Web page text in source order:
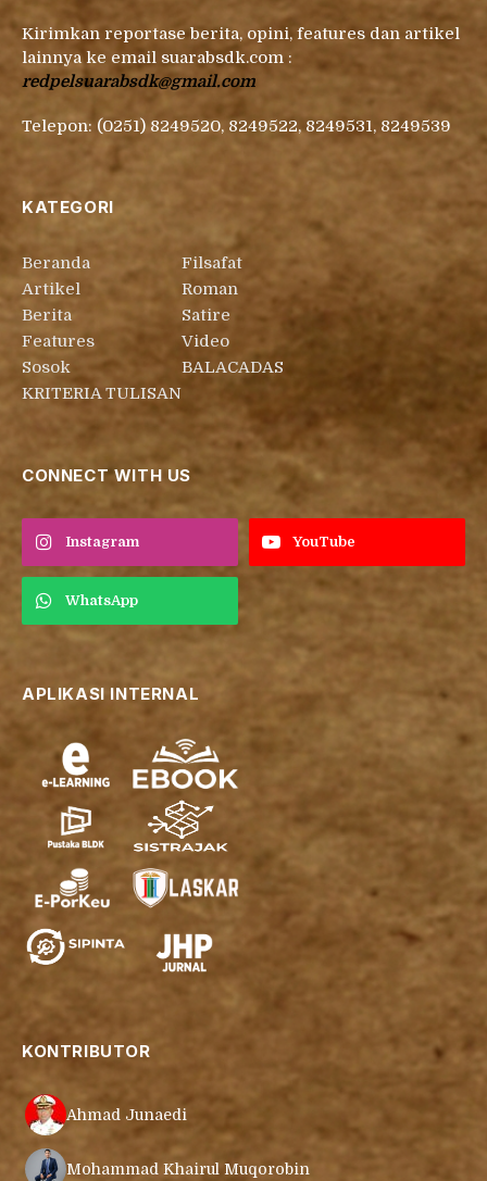
Kirimkan reportase berita, opini, features dan artikel
lainnya ke email suarabsdk.com :
redpelsuarabsdk@gmail.com
Telepon: (0251) 8249520, 8249522, 8249531, 8249539
KATEGORI
Beranda
Artikel
Berita
Features
Sosok
KRITERIA TULISAN
Filsafat
Roman
Satire
Video
BALACADAS
CONNECT WITH US
Instagram YouTube
WhatsApp
APLIKASI INTERNAL
KONTRIBUTOR
Ahmad Junaedi
Mohammad Khairul Muqorobin